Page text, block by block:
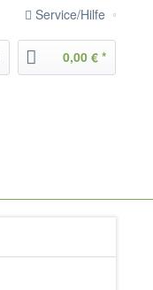
Service/Hilfe
0,00 € *